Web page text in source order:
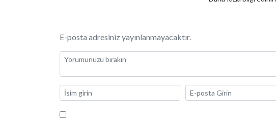
E-posta adresiniz yayınlanmayacaktır.